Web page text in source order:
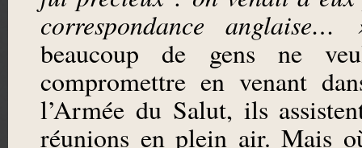
correspondance anglaise…
beaucoup de gens ne
compromettre en venant
l’Armée du Salut, ils
réunions en plein air. Mais